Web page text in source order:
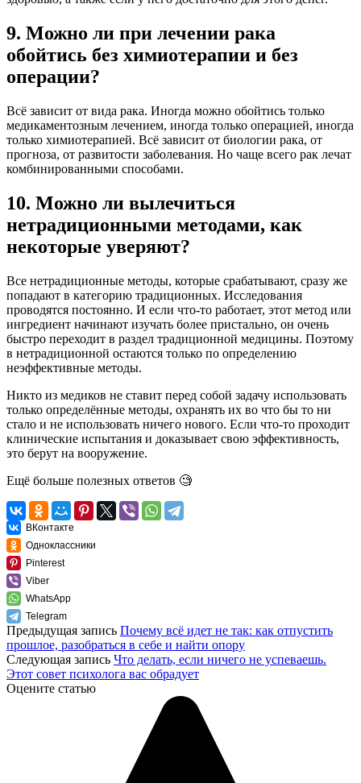
9. Можно ли при лечении рака
обойтись без химиотерапии и без
операции?
Всё зависит от вида рака. Иногда можно обойтись только
медикаментозным лечением, иногда только операцией, иногда
только химиотерапией. Всё зависит от биологии рака, от
прогноза, от развитости заболевания. Но чаще всего рак лечат
комбинированными способами.
10. Можно ли вылечиться
нетрадиционными методами, как
некоторые уверяют?
Все нетрадиционные методы, которые срабатывают, сразу же
попадают в категорию традиционных. Исследования
проводятся постоянно. И если что‑то работает, этот метод или
ингредиент начинают изучать более пристально, он очень
быстро переходит в раздел традиционной медицины. Поэтому
в нетрадиционной остаются только по определению
неэффективные методы.
Никто из медиков не ставит перед собой задачу использовать
только определённые методы, охранять их во что бы то ни
стало и не использовать ничего нового. Если что‑то проходит
клинические испытания и доказывает свою эффективность,
это берут на вооружение.
Ещё больше полезных ответов 🧐
ВКонтакте
Одноклассники
Pinterest
Viber
WhatsApp
Telegram
Предыдущая запись Почему всё идет не так: как отпустить
прошлое, разобраться в себе и найти опору
Следующая запись Что делать, если ничего не успеваешь.
Этот совет психолога вас обрадует
Оцените статью